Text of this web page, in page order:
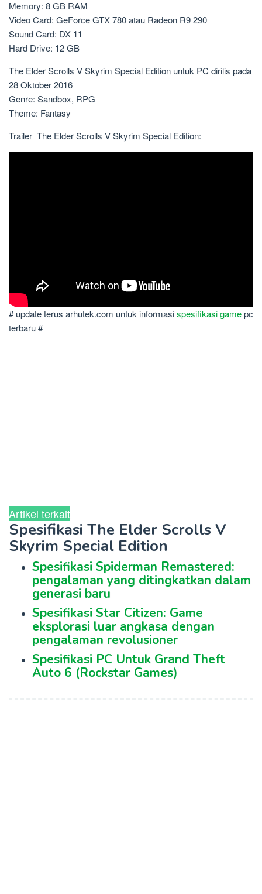
Memory: 8 GB RAM
Video Card: GeForce GTX 780 atau Radeon R9 290
Sound Card: DX 11
Hard Drive: 12 GB
The Elder Scrolls V Skyrim Special Edition untuk PC dirilis pada
28 Oktober 2016
Genre: Sandbox, RPG
Theme: Fantasy
Trailer The Elder Scrolls V Skyrim Special Edition:
# update terus arhutek.com untuk informasispesifikasi gamepc
terbaru #
Artikel terkait
Spesifikasi The Elder Scrolls V
Skyrim Special Edition
Spesifikasi Spiderman Remastered:
pengalaman yang ditingkatkan dalam
generasi baru
Spesifikasi Star Citizen: Game
eksplorasi luar angkasa dengan
pengalaman revolusioner
Spesifikasi PC Untuk Grand Theft
Auto 6 (Rockstar Games)